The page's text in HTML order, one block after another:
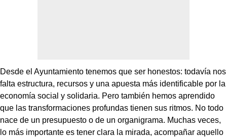
Desde el Ayuntamiento tenemos que ser honestos: todavía nos
falta estructura, recursos y una apuesta más identificable por la
economía social y solidaria. Pero también hemos aprendido
que las transformaciones profundas tienen sus ritmos. No todo
nace de un presupuesto o de un organigrama. Muchas veces,
lo más importante es tener clara la mirada, acompañar aquello